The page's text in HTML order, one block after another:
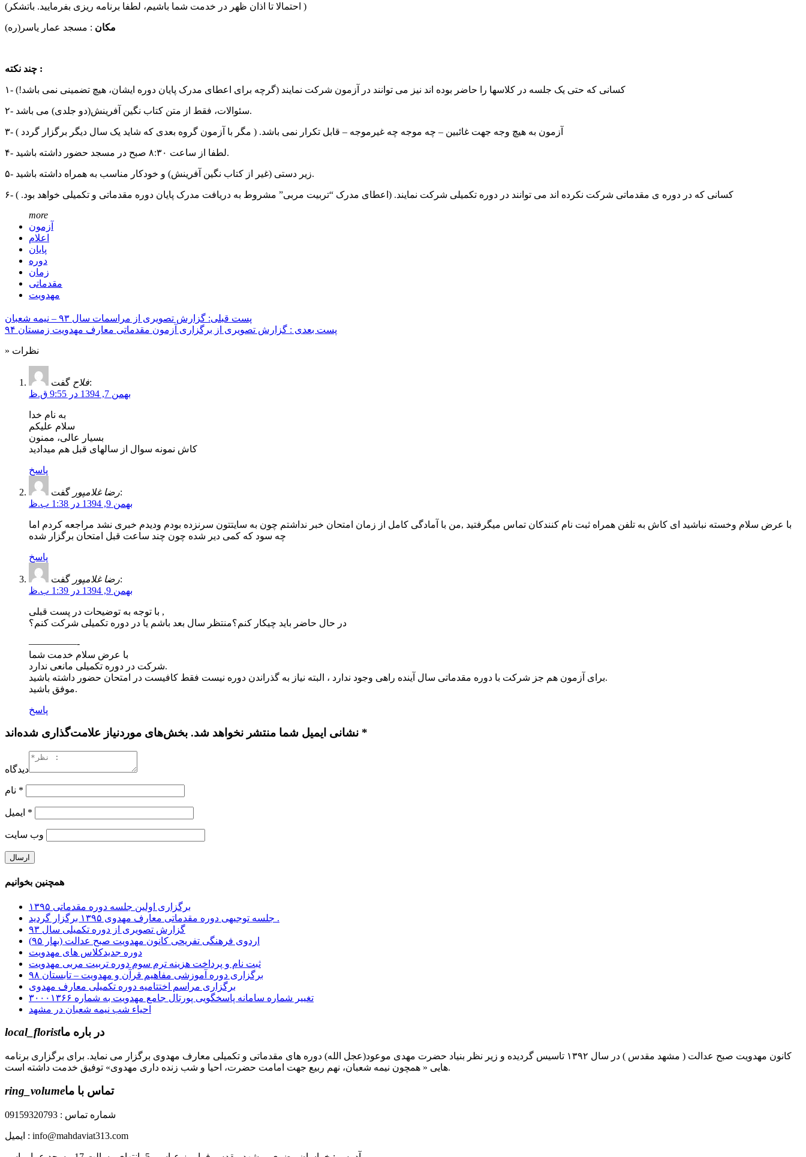
(احتمالا تا اذان ظهر در خدمت شما باشیم، لطفا برنامه ریزی بفرمایید. باتشکر )
مکان : مسجد عمار یاسر(ره)
چند نکته :
۱- کسانی که حتی یک جلسه در کلاسها را حاضر بوده اند نیز می توانند در آزمون شرکت نمایند (گرچه برای اعطای مدرک پایان دوره ایشان، هیچ تضمینی نمی باشد!)
۲- سئوالات، فقط از متن کتاب نگین آفرینش(دو جلدی) می باشد.
۳- آزمون به هیچ وجه جهت غائبین – چه موجه چه غیرموجه – قابل تکرار نمی باشد. ( مگر با آزمون گروه بعدی که شاید یک سال دیگر برگزار گردد )
۴- لطفا از ساعت ۸:۳۰ صبح در مسجد حضور داشته باشید.
۵- زیر دستی (غیر از کتاب نگین آفرینش) و خودکار مناسب به همراه داشته باشید.
۶- کسانی که در دوره ی مقدماتی شرکت نکرده اند می توانند در دوره تکمیلی شرکت نمایند. (اعطای مدرک “تربیت مربی” مشروط به دریافت مدرک پایان دوره مقدماتی و تکمیلی خواهد بود. )
more
آزمون
اعلام
پایان
دوره
زمان
مقدماتی
مهدویت
پست قبلی: گزارش تصویری از مراسمات سال ۹۳ – نیمه شعبان
پست بعدی : گزارش تصویری از برگزاری آزمون مقدماتی معارف مهدویت زمستان ۹۴
» نظرات
فلاحگفت:
بهمن 7, 1394 در 9:55 ق.ظ
به نام خدا
سلام علیکم
بسیار عالی، ممنون
کاش نمونه سوال از سالهای قبل هم میدادید
پاسخ
رضا غلامپورگفت:
بهمن 9, 1394 در 1:38 ب.ظ
با عرض سلام وخسته نباشید ای کاش به تلفن همراه ثبت نام کنندکان تماس میگرفتید ,من با آمادگی کامل از زمان امتحان خبر نداشتم چون به سایتتون سرنزده بودم ودیدم خبری نشد مراجعه کردم اما
چه سود که کمی دیر شده چون چند ساعت قبل امتحان برگزار شده
پاسخ
رضا غلامپورگفت:
بهمن 9, 1394 در 1:39 ب.ظ
با توجه به توضیحات در پست قبلی ,
در حال حاضر باید چیکار کنم؟منتظر سال بعد باشم یا در دوره تکمیلی شرکت کنم؟
—————-
با عرض سلام خدمت شما
شرکت در دوره تکمیلی مانعی ندارد.
برای آزمون هم جز شرکت با دوره مقدماتی سال آینده راهی وجود ندارد ، البته نیاز به گذراندن دوره نیست فقط کافیست در امتحان حضور داشته باشید.
موفق باشید.
پاسخ
نشانی ایمیل شما منتشر نخواهد شد. بخش‌های موردنیاز علامت‌گذاری شده‌اند *
دیدگاه
*
*
وب‌ سایت
همچنین بخوانیم
برگزاری اولین جلسه دوره مقدماتی ۱۳۹۵
جلسه توجیهی دوره مقدماتی معارف مهدوی ۱۳۹۵ برگزار گردید .
گزارش تصویری از دوره تکمیلی سال ۹۳
اردوی فرهنگی تفریحی کانون مهدویت صبح عدالت (بهار ۹۵)
دوره جدیدکلاس های مهدویت
ثبت نام و پرداخت هزینه ترم سوم دوره تربیت مربی مهدویت
برگزاری دوره آموزشی مفاهیم قرآن و مهدویت – تابستان ۹۸
برگزاری مراسم اختتامیه دوره تکمیلی معارف مهدوی
تغییر شماره سامانه پاسخگویی پورتال جامع مهدویت به شماره ۳۰۰۰۱۳۶۶
احیاء شب نیمه شعبان در مشهد
local_floristدر باره ما
کانون مهدویت صبح عدالت ( مشهد مقدس ) در سال ۱۳۹۲ تاسیس گردیده و زیر نظر بنیاد حضرت مهدی موعود(عجل الله) دوره های مقدماتی و تکمیلی معارف مهدوی برگزار می نماید. برای برگزاری برنامه
هایی « همچون نیمه شعبان، نهم ربیع جهت امامت حضرت، احیا و شب زنده داری مهدوی» توفیق خدمت داشته است.
ring_volumeتماس با ما
شماره تماس : 09159320793
ایمیل : info@mahdaviat313.com